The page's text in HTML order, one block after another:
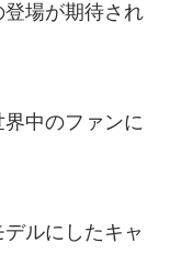
場が期待され
中のファンに
ルにしたキャ